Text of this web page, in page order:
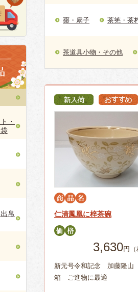
・
帛
棗・扇子 茶筅・茶
茶道具小物・その他
仁清鳳凰に梓茶碗
3,630円
新元号令和記念 加藤隆
箱 ご進物に最適